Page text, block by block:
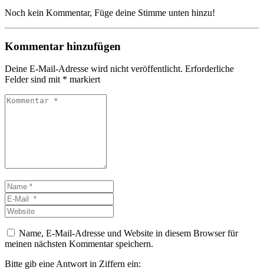
Noch kein Kommentar, Füge deine Stimme unten hinzu!
Kommentar hinzufügen
Deine E-Mail-Adresse wird nicht veröffentlicht. Erforderliche
Felder sind mit * markiert
Kommentar
Name
*E-
Mail
*
Website
Name, E-Mail-Adresse und Website in diesem Browser für
meinen nächsten Kommentar speichern.
Bitte gib eine Antwort in Ziffern ein: